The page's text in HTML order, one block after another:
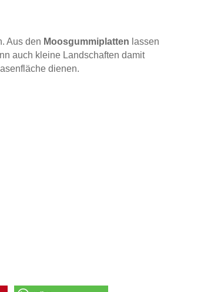
Aus den Moosgummiplatten lassen
auch kleine Landschaften damit
dienen.